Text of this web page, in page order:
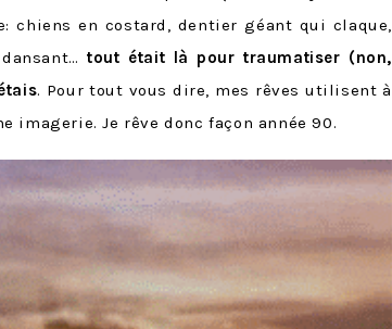
chiens en costard, dentier géant qui claque,
dansant…tout était là pour traumatiser (non,
. Pour tout vous dire, mes rêves utilisent à
imagerie. Je rêve donc façon année 90.